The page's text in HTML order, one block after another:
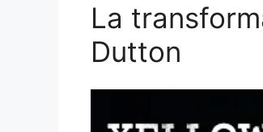
La
Dutton